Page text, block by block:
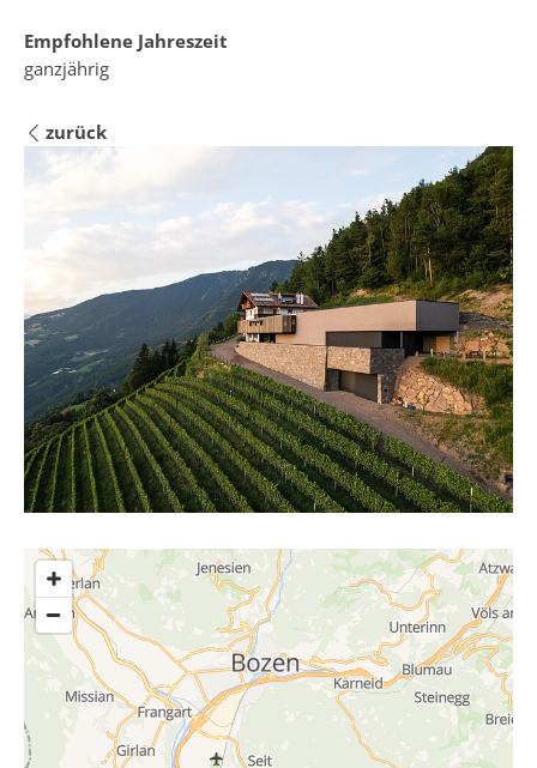
Empfohlene Jahreszeit
ganzjährig
zurück